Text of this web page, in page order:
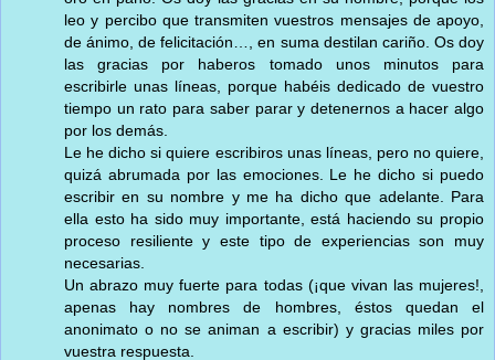
leo y percibo que transmiten vuestros mensajes de apoyo,
de ánimo, de felicitación…, en suma destilan cariño. Os doy
las gracias por haberos tomado unos minutos para
escribirle unas líneas, porque habéis dedicado de vuestro
tiempo un rato para saber parar y detenernos a hacer algo
por los demás.
Le he dicho si quiere escribiros unas líneas, pero no quiere,
quizá abrumada por las emociones. Le he dicho si puedo
escribir en su nombre y me ha dicho que adelante. Para
ella esto ha sido muy importante, está haciendo su propio
proceso resiliente y este tipo de experiencias son muy
necesarias.
Un abrazo muy fuerte para todas (¡que vivan las mujeres!,
apenas hay nombres de hombres, éstos quedan el
anonimato o no se animan a escribir) y gracias miles por
vuestra respuesta.